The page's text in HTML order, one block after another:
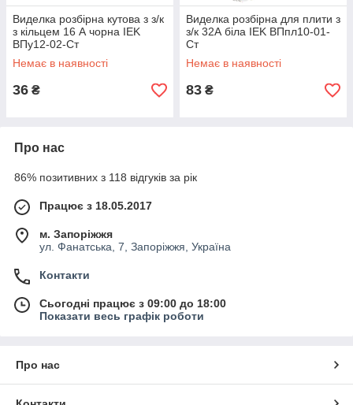
Виделка розбірна кутова з з/к
з кільцем 16 А чорна IEK
ВПу12-02-Ст
Немає в наявності
36 ₴
Виделка розбірна для плити з
з/к 32А біла IEK ВПпл10-01-
Ст
Немає в наявності
83 ₴
Про нас
86% позитивних з 118 відгуків за рік
Працює з 18.05.2017
м. Запоріжжя
ул. Фанатська, 7, Запоріжжя, Україна
Контакти
Сьогодні працює з 09:00 до 18:00
Показати весь графік роботи
Про нас